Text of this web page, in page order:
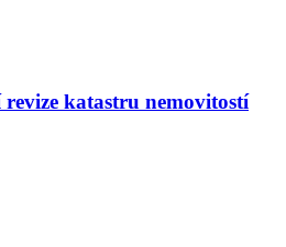
katastru nemovitostí